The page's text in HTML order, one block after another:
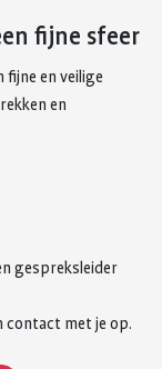
fijne sfeer
en veilige
en
gespreksleider
contact met je op.